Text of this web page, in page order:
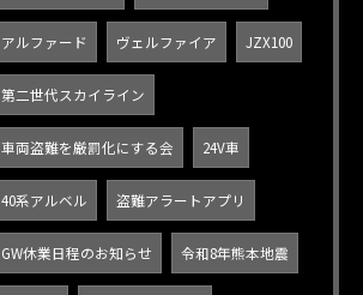
アルファード ヴェルファイア JZX100
第二世代スカイライン
車両盗難を厳罰化にする会 24V車
40系アルベル 盗難アラートアプリ
GW休業日程のお知らせ 令和8年熊本地震